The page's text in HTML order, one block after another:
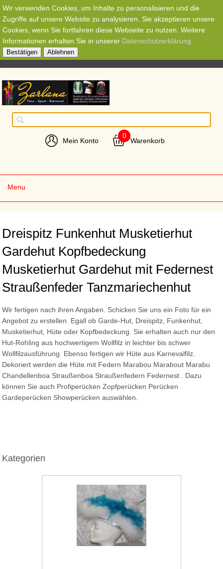
Wir verwenden Cookies, um Inhalte zu personalisieren und die
Zugriffe auf unsere Website zu analysieren. Sie akzeptieren unsere
Cookies, wenn Sie fortfahren diese Webseite zu nutzen. Weitere
Informationen erhalten Sie in unserer Datenschutzerklärung
Bestätigen Ablehnen
Mein Konto
0
Warenkorb
Menu
Dreispitz Funkenhut Musketierhut
Gardehut Kopfbedeckung
Musketierhut Gardehut mit Federnest
Straußenfeder Tanzmariechenhut
Wir fertigen nach ihren Angaben. Schicken Sie uns ein Foto für ein
Angebot zu erstellen. Egall ob Garde-Hut, Dreispitz, Funkenhut,
Musketierhut, Hüte oder Kopfbedeckung. Sie erhalten auch nur den
Hut-Rohling aus hochwertigem Wollfilz in leichter bis schwer
Wollfilzausführung. Ebenso fertigen wir Hüte aus Karnevalfilz.
Dekoriert werden die Hüte mit Federn Marabou Marabout Marabu
Chandellenboa Straußenboa Straußenfedern Federnest . Dazu
können Sie auch Profiperücken Zopfperücken Perücken
Gardeperücken Showperücken auswählen.
Kategorien